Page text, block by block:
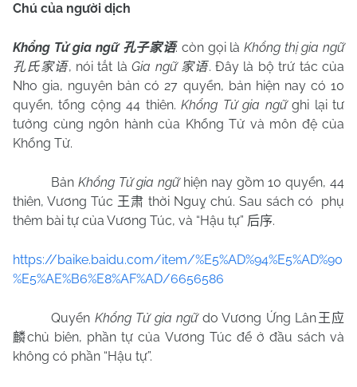
Chú của người dịch
Khổng Tử gia ngữ 孔子家语: còn gọi làKhổng thị gia ngữ
孔氏家语, nói tắt làGia ngữ 家语. Đây là bộ trứ tác của
Nho gia, nguyên bản có 27 quyển, bản hiện nay có 10
quyển, tổng cộng 44 thiên.Khổng Tử gia ngữghi lại tư
tưởng cùng ngôn hành của Khổng Tử và môn đệ của
Khổng Tử.
Bản Khổng Tử gia ngữhiện nay gồm 10 quyển, 44
thiên, Vương Túc 王肃 thời Nguỵ chú. Sau sách có
phụ
thêm bài tự của Vương Túc, và “Hậu tự” 后序.
https://baike.baidu.com/item/%E5%AD%94%E5%AD%90
%E5%AE%B6%E8%AF%AD/6656586
Quyển Khổng Tử gia ngữdo Vương Ứng Lân 王应
麟chủ biên, phần tự của Vương Túc để ở đầu sách và
không có phần “Hậu tự”.